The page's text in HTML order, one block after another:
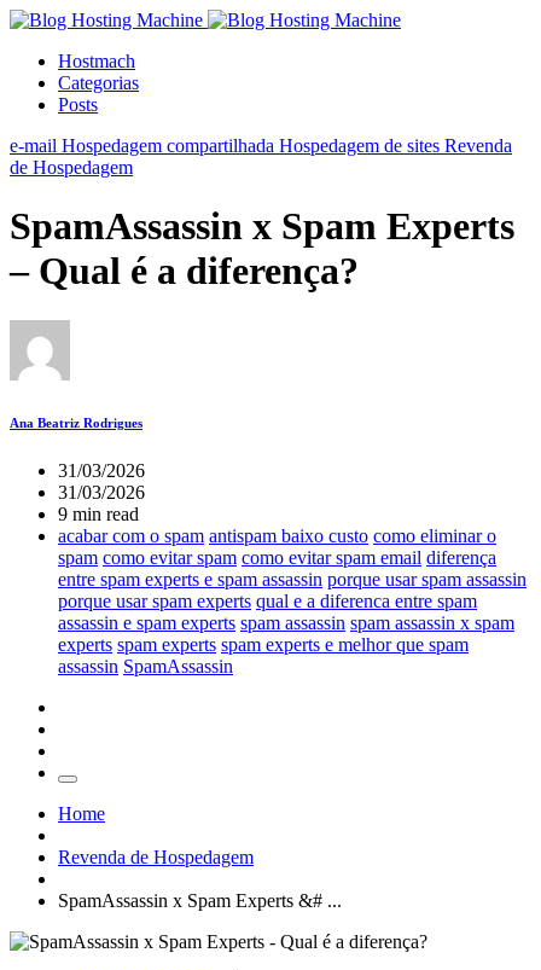
Hostmach
Categorias
Posts
e-mail Hospedagem compartilhada Hospedagem de sites Revenda
de Hospedagem
SpamAssassin x Spam Experts
– Qual é a diferença?
Ana Beatriz Rodrigues
31/03/2026
31/03/2026
9 min read
acabar com o spam antispam baixo custo como eliminar o
spam como evitar spam como evitar spam email diferença
entre spam experts e spam assassin porque usar spam assassin
porque usar spam experts qual e a diferenca entre spam
assassin e spam experts spam assassin spam assassin x spam
experts spam experts spam experts e melhor que spam
assassin SpamAssassin
Home
Revenda de Hospedagem
SpamAssassin x Spam Experts &# ...